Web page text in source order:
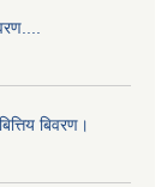
बिवरण।